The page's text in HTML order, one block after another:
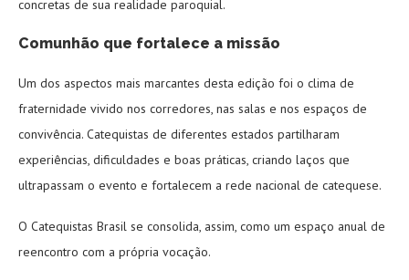
concretas de sua realidade paroquial.
Comunhão que fortalece a missão
Um dos aspectos mais marcantes desta edição foi o clima de
fraternidade vivido nos corredores, nas salas e nos espaços de
convivência. Catequistas de diferentes estados partilharam
experiências, dificuldades e boas práticas, criando laços que
ultrapassam o evento e fortalecem a rede nacional de catequese.
O Catequistas Brasil se consolida, assim, como um espaço anual de
reencontro com a própria vocação.